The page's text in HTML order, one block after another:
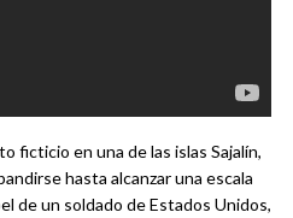
ficticio en una de las islas Sajalín,
hasta alcanzar una escala
de un soldado de Estados Unidos,